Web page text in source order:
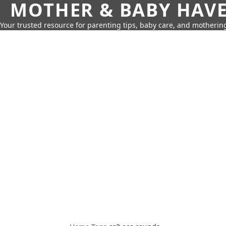
MOTHER & BABY
Your trusted resource for parenting tips, baby care, and